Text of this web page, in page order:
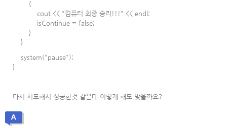
{
cout << "컴퓨터 최종 승리!!!" << endl;
isContinue = false;
}
}
system("pause");
}
다시 시도해서 성공한것 같은데 이렇게 해도 맞을까요?